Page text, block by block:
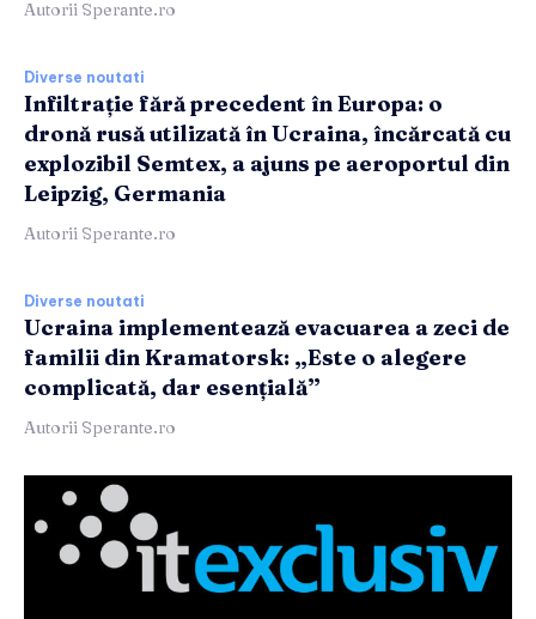
Autorii Sperante.ro
Diverse noutati
Infiltrație fără precedent în Europa: o
dronă rusă utilizată în Ucraina, încărcată cu
explozibil Semtex, a ajuns pe aeroportul din
Leipzig, Germania
Autorii Sperante.ro
Diverse noutati
Ucraina implementează evacuarea a zeci de
familii din Kramatorsk: „Este o alegere
complicată, dar esențială”
Autorii Sperante.ro